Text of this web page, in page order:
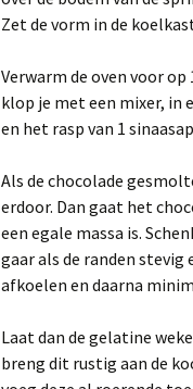
Zet de vorm in de
Verwarm de oven voor
klop je met een mixer, in
en het rasp van 1
Als de chocolade
erdoor. Dan gaat het
een egale massa is.
gaar als de randen
afkoelen en daarna
Laat dan de gelatine
breng dit rustig aan de